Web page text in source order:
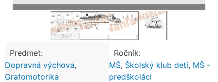
Predmet:
Dopravná výchova,
Grafomotorika
Ročník:
MŠ, Školský klub detí, MŠ -
predškoláci